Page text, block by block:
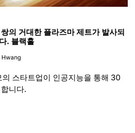
의 거대한 플라즈마 제트가 발사되
. 블랙홀
Hwang